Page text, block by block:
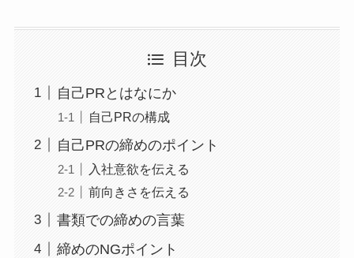
目次
自己PRとはなにか
自己PRの構成
自己PRの締めのポイント
入社意欲を伝える
前向きさを伝える
書類での締めの言葉
締めのNGポイント